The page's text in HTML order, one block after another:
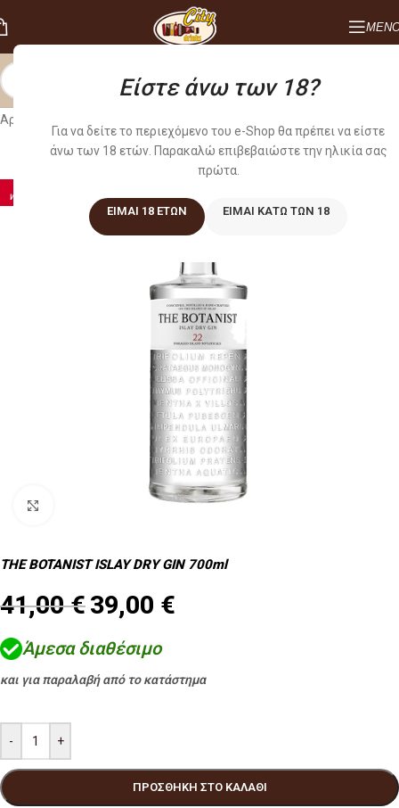
Είστε άνω των 18?
Για να δείτε το περιεχόμενο του e-Shop θα πρέπει να είστε
άνω των 18 ετών. Παρακαλώ επιβεβαιώστε την ηλικία σας
πρώτα.
ΕΊΜΑΙ 18 ΕΤΏΝ ΕΊΜΑΙ ΚΆΤΩ ΤΩΝ 18
Αρχική σελίδα
WEB ONLY
THE BOTANIST ISLAY DRY GIN 700ml
41,00€39,00 €
Άμεσα διαθέσιμο
και για παραλαβή από το κατάστημα
- +
ΠΡΟΣΘΉΚΗ ΣΤΟ ΚΑΛΆΘΙ